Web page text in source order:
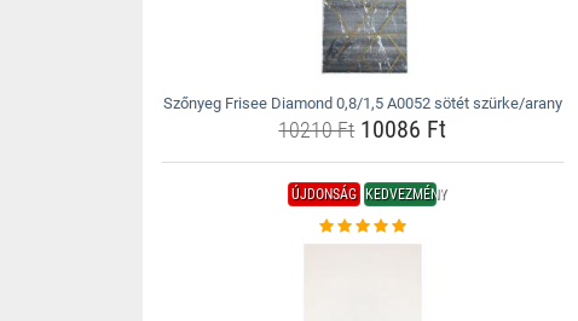
Szőnyeg Frisee Diamond 0,8/1,5 A0052 sötét szürke/arany
10210 Ft10086 Ft
ÚJDONSÁG KEDVEZMÉNY